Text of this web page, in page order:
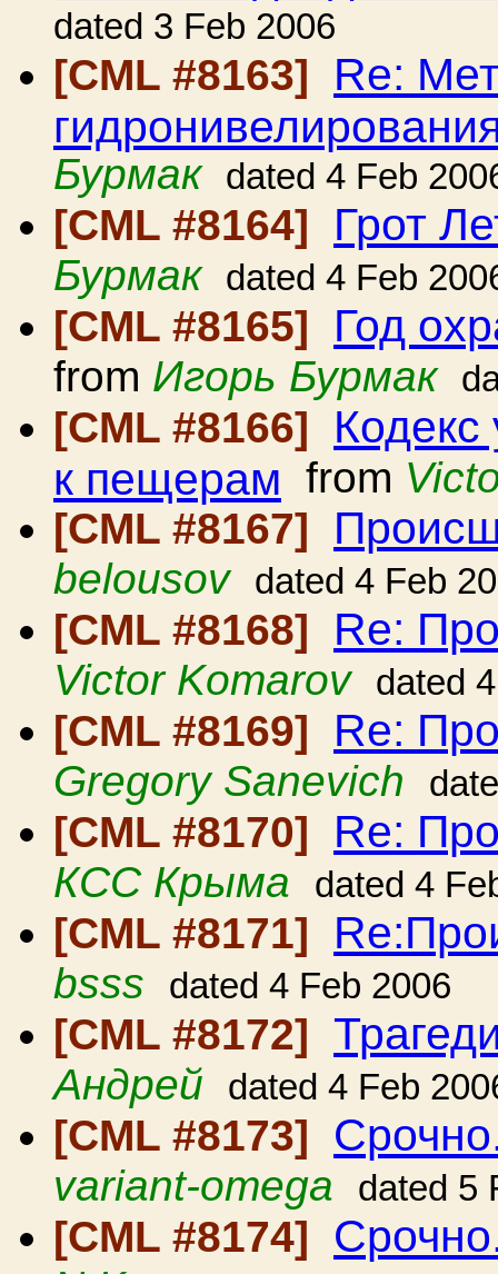
dated 3 Feb 2006
[CML #8163] Re:
Бурмак
dated 4 Feb
[CML #8164] Грот
Бурмак dated 4 Feb
[CML #8165] Год
from Игорь Бурмак
[CML #8166]
к пещерам from
[CML #8167]
belousov dated 4 Feb
[CML #8168] Re:
Victor Komarov dated
[CML #8169] Re:
Gregory Sanevich
[CML #8170] Re:
КСС Крыма dated 4
[CML #8171]
bsss dated 4 Feb 2006
[CML #8172]
Андрей dated 4 Feb
[CML #8173]
variant-omega dated 5
[CML #8174]